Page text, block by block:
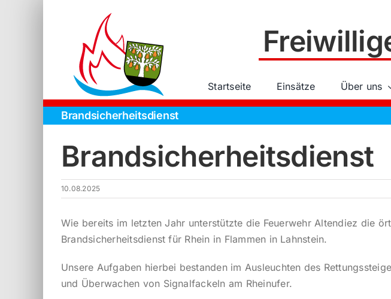
Startseite Einsätze Über uns
Brandsicherheitsdienst
Brandsicherheitsdienst
10.08.2025
Wie bereits im letzten Jahr unterstützte die Feuerwehr Altendiez die
Brandsicherheitsdienst für Rhein in Flammen in Lahnstein.
Unsere Aufgaben hierbei bestanden im Ausleuchten des
und Überwachen von Signalfackeln am Rheinufer.